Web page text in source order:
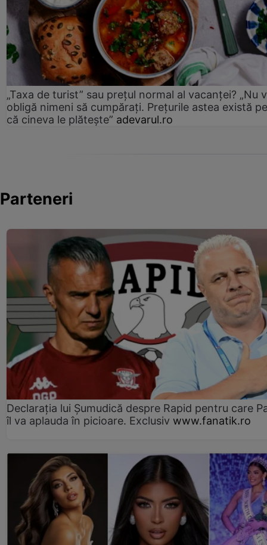
„Taxa de turist” sau prețul normal al vacanței? „Nu
obligă nimeni să cumpărați. Prețurile astea există
că cineva le plătește” adevarul.ro
Parteneri
Declarația lui Șumudică despre Rapid pentru care
îl va aplauda în picioare. Exclusiv www.fanatik.ro